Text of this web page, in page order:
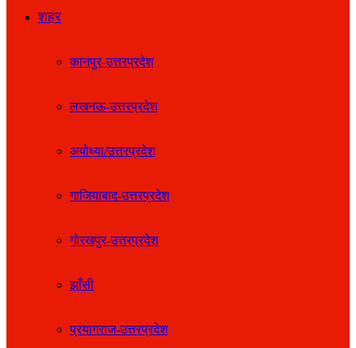
शहर
कानपुर-उत्तरप्रदेश
लखनऊ-उत्तरप्रदेश
अयोध्या/उत्तरप्रदेश
गाजियाबाद-उत्तरप्रदेश
गोरखपुर-उत्तरप्रदेश
झाँसी
प्रयागराज-उत्तरप्रदेश